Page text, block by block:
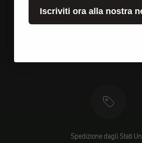
Spedizione dagli Stati
Iscriviti ora alla nostra